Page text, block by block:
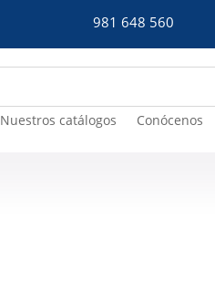
981 648 560
Nuestros catálogos Conócenos